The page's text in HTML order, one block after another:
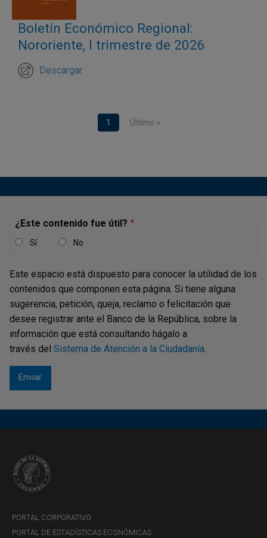
Boletín Económico Regional:
Nororiente, I trimestre de 2026
Descargar
Página actual
1 Última página
Último »
¿Este contenido fue útil?
Sí No
Este espacio está dispuesto para conocer la utilidad de los
contenidos que componen esta página. Si tiene alguna
sugerencia, petición, queja, reclamo o felicitación que
desee registrar ante el Banco de la República, sobre la
información que está consultando hágalo a
través del Sistema de Atención a la Ciudadanía.
PORTAL CORPORATIVO
PORTAL DE ESTADÍSTICAS ECONÓMICAS